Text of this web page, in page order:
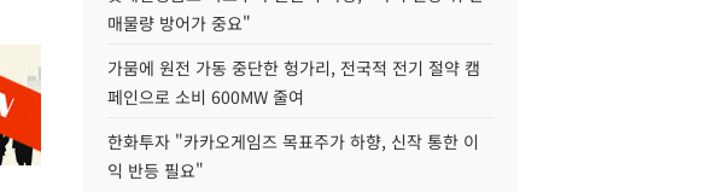
매물량 방어가 중요"
가뭄에 원전 가동 중단한 헝가리, 전국적 전기 절약 캠
페인으로 소비 600MW 줄여
한화투자 "카카오게임즈 목표주가 하향, 신작 통한 이
익 반등 필요"